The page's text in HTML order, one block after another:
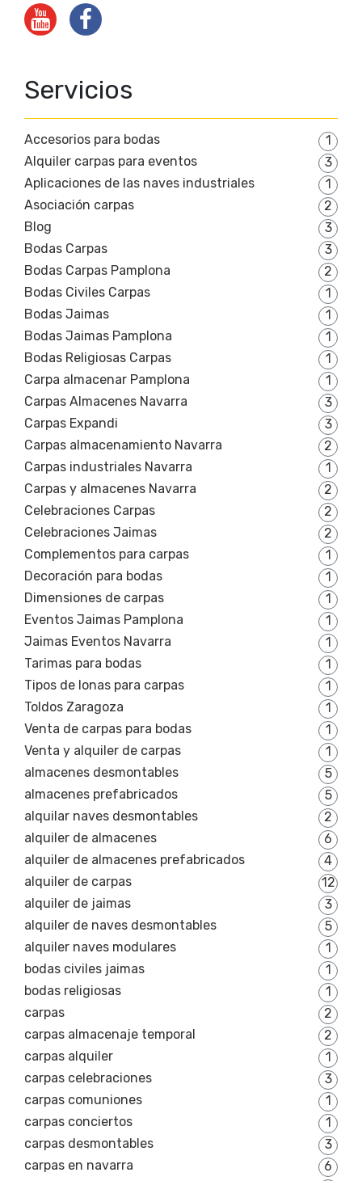
Servicios
Accesorios para bodas
1
Alquiler carpas para eventos
3
Aplicaciones de las naves industriales
1
Asociación carpas
2
Blog
3
Bodas Carpas
3
Bodas Carpas Pamplona
2
Bodas Civiles Carpas
1
Bodas Jaimas
1
Bodas Jaimas Pamplona
1
Bodas Religiosas Carpas
1
Carpa almacenar Pamplona
1
Carpas Almacenes Navarra
3
Carpas Expandi
3
Carpas almacenamiento Navarra
2
Carpas industriales Navarra
1
Carpas y almacenes Navarra
2
Celebraciones Carpas
2
Celebraciones Jaimas
2
Complementos para carpas
1
Decoración para bodas
1
Dimensiones de carpas
1
Eventos Jaimas Pamplona
1
Jaimas Eventos Navarra
1
Tarimas para bodas
1
Tipos de lonas para carpas
1
Toldos Zaragoza
1
Venta de carpas para bodas
1
Venta y alquiler de carpas
1
almacenes desmontables
5
almacenes prefabricados
5
alquilar naves desmontables
2
alquiler de almacenes
6
alquiler de almacenes prefabricados
4
alquiler de carpas
12
alquiler de jaimas
3
alquiler de naves desmontables
5
alquiler naves modulares
1
bodas civiles jaimas
1
bodas religiosas
1
carpas
2
carpas almacenaje temporal
2
carpas alquiler
1
carpas celebraciones
3
carpas comuniones
1
carpas conciertos
1
carpas desmontables
3
carpas en navarra
6